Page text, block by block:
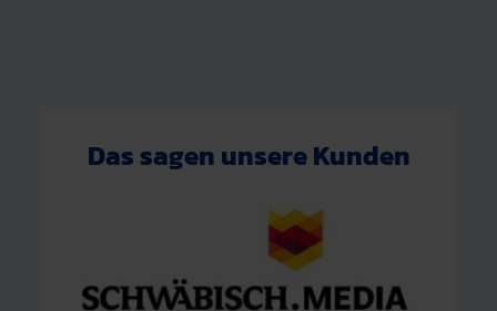
Das sagen unsere Kunden